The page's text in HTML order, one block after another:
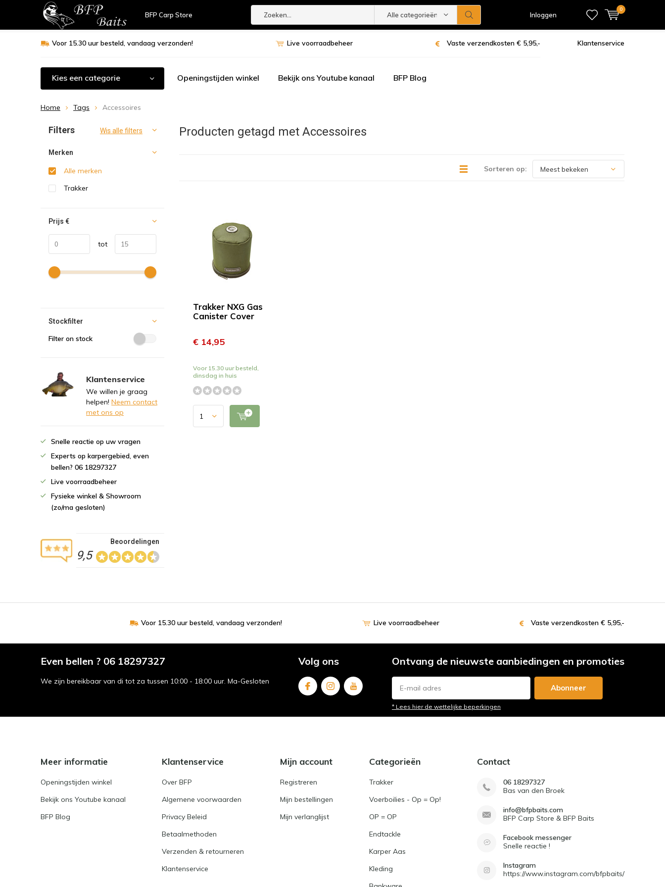
BFP Carp Store Alle categorieën Inloggen
0
Voor 15.30 uur besteld, vandaag verzonden! Live voorraadbeheer Vaste verzendkosten € 5,95,- Klantenservice
Kies een categorie Openingstijden winkel Bekijk ons Youtube kanaal BFP Blog
Home Tags Accessoires
Producten getagd met Accessoires
Sorteren op:
Trakker NXG Gas
Canister Cover
€ 14,95
Voor 15.30 uur besteld,
dinsdag in huis
Sorteren op:
Filters Wis alle filters
Merken
Alle merken
Trakker
Prijs €
tot
Stockfilter
Filter on stock
Klantenservice
We willen je graag
helpen! Neem contact
met ons op
Snelle reactie op uw vragen
Experts op karpergebied, even
bellen? 06 18297327
Live voorraadbeheer
Fysieke winkel & Showroom
(zo/ma gesloten)
9,5
Beoordelingen
Voor 15.30 uur besteld, vandaag verzonden! Live voorraadbeheer Vaste verzendkosten € 5,95,-
Even bellen ? 06 18297327
We zijn bereikbaar van di tot za tussen 10:00 - 18:00 uur. Ma-Gesloten
Volg ons Ontvang de nieuwste aanbiedingen en promoties
Abonneer
* Lees hier de wettelijke beperkingen
Meer informatie
Openingstijden winkel
Bekijk ons Youtube kanaal
BFP Blog
Klantenservice
Over BFP
Algemene voorwaarden
Privacy Beleid
Betaalmethoden
Verzenden & retourneren
Klantenservice
Mijn account
Registreren
Mijn bestellingen
Mijn verlanglijst
Categorieën
Trakker
Voerboilies - Op = Op!
OP = OP
Endtackle
Karper Aas
Kleding
Contact
06 18297327
Bas van den Broek
info@bfpbaits.com
BFP Carp Store & BFP Baits
Facebook messenger
Snelle reactie !
Instagram
https://www.instagram.com/bfpbaits/